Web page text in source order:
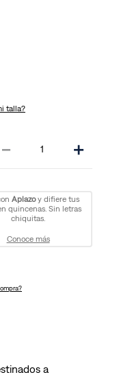
talla?
＋
－
Aplazoy difiere tus
quincenas. Sin letras
chiquitas.
Conoce más
a